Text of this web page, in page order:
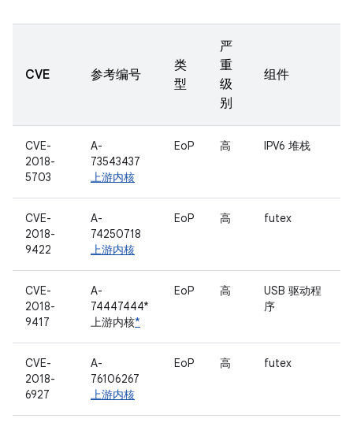
CVE 参考编号
类
型
严
重
级
别
组件
CVE-
2018-
5703
A-
73543437
上游内核
EoP 高 IPV6 堆栈
CVE-
2018-
9422
A-
74250718
上游内核
EoP 高 futex
CVE-
2018-
9417
A-
74447444*
上游内核*
EoP 高
USB 驱动程
序
CVE-
2018-
6927
A-
76106267
上游内核
EoP 高 futex